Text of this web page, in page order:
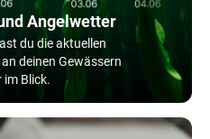
Angelwetter
du die aktuellen
deinen Gewässern
im Blick.